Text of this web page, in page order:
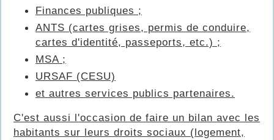
Finances publiques ;
ANTS (cartes grises, permis de conduire,
cartes d'identité, passeports, etc.) ;
MSA ;
URSAF (CESU)
et autres services publics partenaires.
C'est aussi l'occasion de faire un bilan avec les
habitants sur leurs droits sociaux (logement,